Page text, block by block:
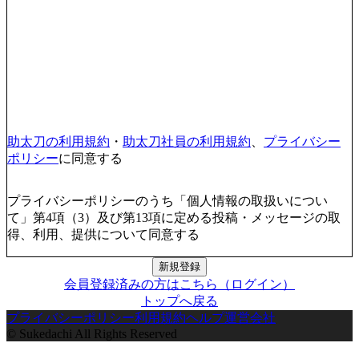
助太刀の利用規約 ・ 助太刀社員の利用規約
プライバシー
ポリシーに同意する
プライバシーポリシーのうち「個人情報の取扱いについ
て」第4項（3）及び第13項に定める投稿・メッセージの取
得、利用、提供について同意する
新規登録
会員登録済みの方はこちら（ログイン）
トップへ戻る
プライバシーポリシー利用規約ヘルプ運営会社
© Sukedachi All Rights Reserved